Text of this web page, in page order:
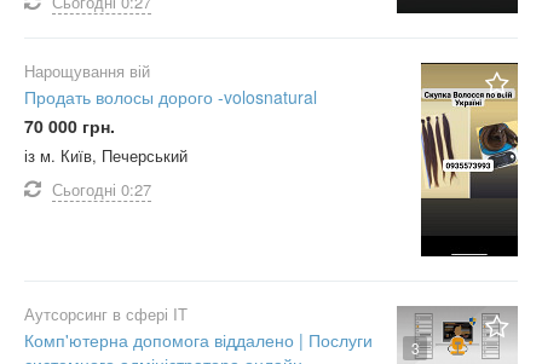
Нарощування вій
Продать волосы дорого -volosnatural
70 000 грн.
із м. Київ, Печерський
Сьогодні 0:27
3
Аутсорсинг в сфері IT
Комп'ютерна допомога віддалено | Послуги